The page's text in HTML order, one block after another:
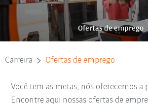
Ofertas de emprego
Carreira Ofertas de emprego
Você tem as metas, nós oferecemos a
Encontre aqui nossas ofertas de